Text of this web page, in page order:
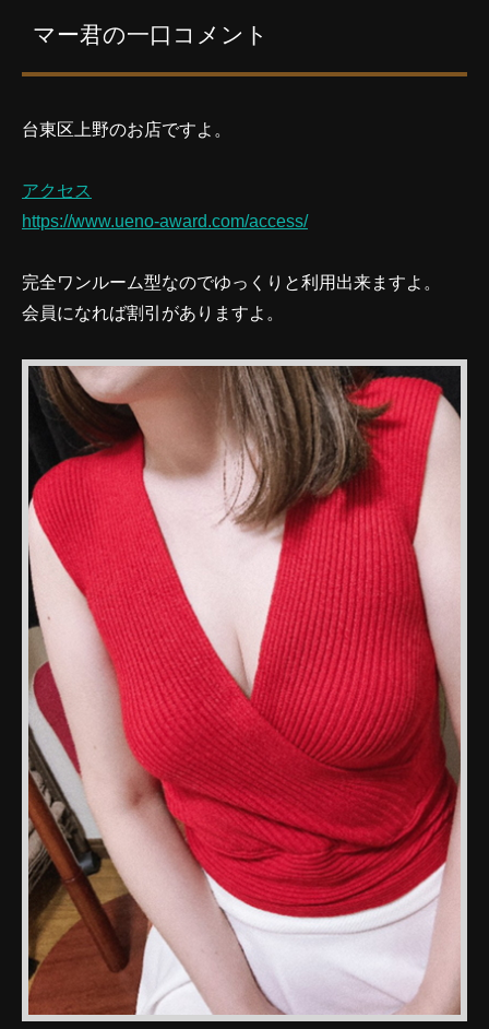
マー君の一口コメント
台東区上野のお店ですよ。
アクセス
https://www.ueno-award.com/access/
完全ワンルーム型なのでゆっくりと利用出来ますよ。
会員になれば割引がありますよ。